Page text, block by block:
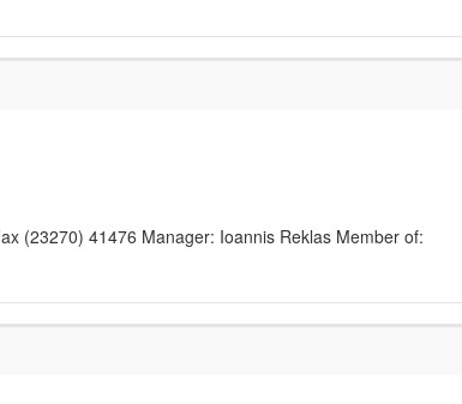
(23270) 41476 Manager: Ioannis Reklas Member of: